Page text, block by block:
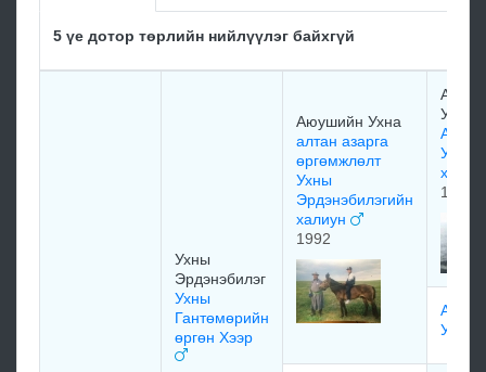
5 үе дотор төрлийн нийлүүлэг байхгүй
Ухны
Эрдэнэбилэг
Ухны
Гантөмөрийн
өргөн Хээр
Аюушийн Ухна
алтан азарга
өргөмжлөлт
Ухны
Эрдэнэбилэгийн
халиун
1992
Ухна
Ухны
1974
Ухны